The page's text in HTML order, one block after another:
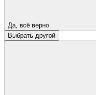
Да, всё верно
Выбрать другой